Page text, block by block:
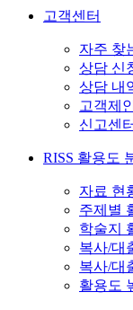
고객센터
자주 찾
상담 신
상담 내
고객제
신고센터
RISS 활용도
자료 현
주제별
학술지
복사/대
복사/대
활용도